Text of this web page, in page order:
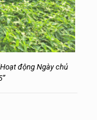
động Ngày chủ